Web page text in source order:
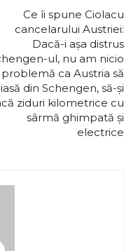
Ce îi spune Ciolacu
cancelarului Austriei:
Dacă-i așa distrus
ul, nu am nicio
problemă ca Austria să
iasă din Schengen, să-și
ziduri kilometrice cu
sârmă ghimpată și
electrice